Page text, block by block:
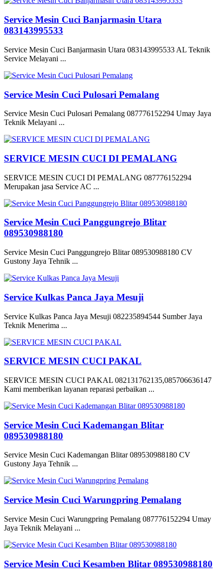
Service Mesin Cuci Banjarmasin Utara
083143995533
Service Mesin Cuci Banjarmasin Utara 083143995533 AL Teknik
Service Melayani ...
Service Mesin Cuci Pulosari Pemalang
Service Mesin Cuci Pulosari Pemalang 087776152294 Umay Jaya
Teknik Melayani ...
SERVICE MESIN CUCI DI PEMALANG
SERVICE MESIN CUCI DI PEMALANG 087776152294
Merupakan jasa Service AC ...
Service Mesin Cuci Panggungrejo Blitar
089530988180
Service Mesin Cuci Panggungrejo Blitar 089530988180 CV
Gustony Jaya Tehnik ...
Service Kulkas Panca Jaya Mesuji
Service Kulkas Panca Jaya Mesuji 082235894544 Sumber Jaya
Teknik Menerima ...
SERVICE MESIN CUCI PAKAL
SERVICE MESIN CUCI PAKAL 082131762135,085706636147
Kami memberikan layanan reparasi perbaikan ...
Service Mesin Cuci Kademangan Blitar
089530988180
Service Mesin Cuci Kademangan Blitar 089530988180 CV
Gustony Jaya Tehnik ...
Service Mesin Cuci Warungpring Pemalang
Service Mesin Cuci Warungpring Pemalang 087776152294 Umay
Jaya Teknik Melayani ...
Service Mesin Cuci Kesamben Blitar 089530988180